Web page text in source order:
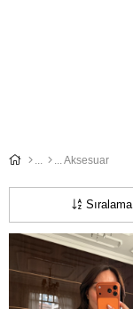
Aksesuar
Sıralama